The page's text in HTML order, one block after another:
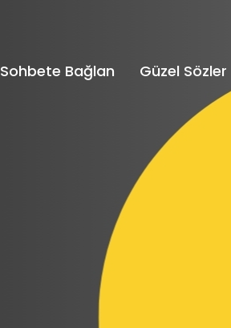
Sohbete Bağlan Güzel Sözler